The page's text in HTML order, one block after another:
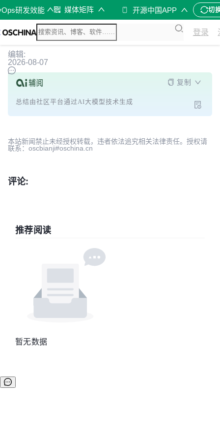
研发效能 媒体矩阵 开源中国APP 切
登录
编辑:
2026-08-07
复制
总结由社区平台通过AI大模型技术生成
本站新闻禁止未经授权转载，违者依法追究相关法律责任。授权请
联系：oscbianji#oschina.cn
评论:
推荐阅读
暂无数据